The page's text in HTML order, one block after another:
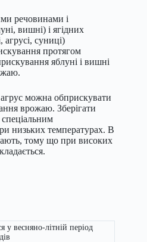
речовинами і
вишні) і ягідних
агрусі, суниці)
протягом
яблуні і вишні
можна обприскувати
врожаю. Зберігати
спеціальним
низьких температурах. В
тому що при високих
весняно-літній період